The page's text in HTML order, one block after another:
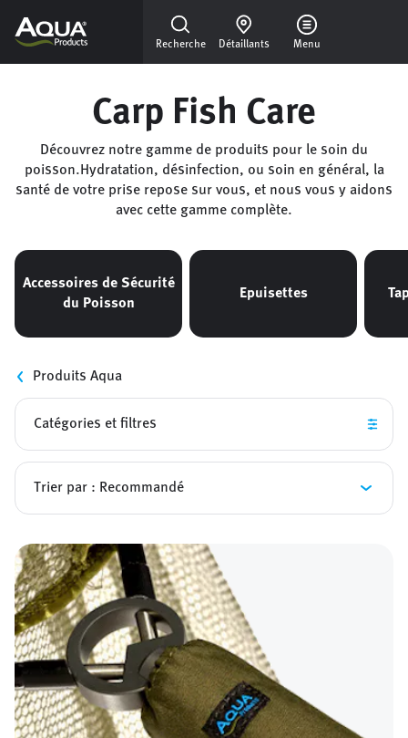
Recherche Détaillants Menu
Carp Fish Care
Découvrez notre gamme de produits pour le soin du
poisson.Hydratation, désinfection, ou soin en général, la
santé de votre prise repose sur vous, et nous vous y aidons
avec cette gamme complète.
Accessoires de Sécurité
du Poisson
Epuisettes
Catégories et filtres
Produits Aqua
Catégories et filtres